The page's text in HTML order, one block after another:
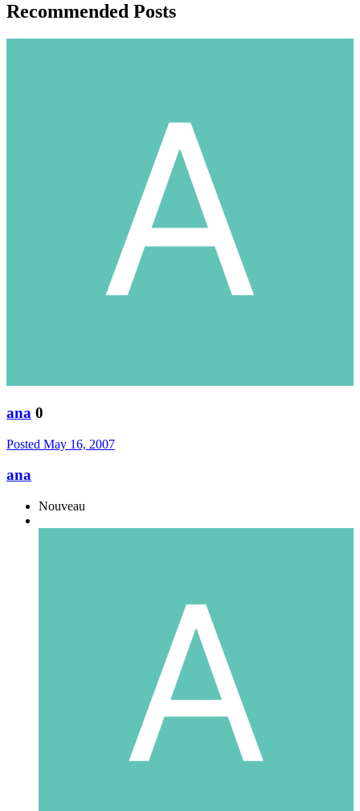
Recommended Posts
ana 0
Posted May 16, 2007
ana
Nouveau